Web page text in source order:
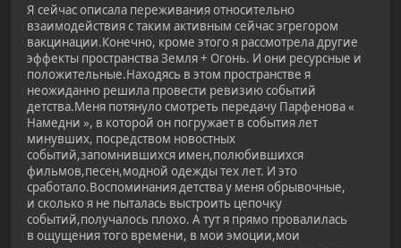
Я сейчас описала переживания относительно
взаимодействия с таким активным сейчас эгрегором
вакцинации.Конечно, кроме этого я рассмотрела другие
эффекты пространства Земля + Огонь. И они ресурсные и
положительные.Находясь в этом пространстве я
неожиданно решила провести ревизию событий
детства.Меня потянуло смотреть передачу Парфенова «
Намедни », в которой он погружает в события лет
минувших, посредством новостных
событий,запомнившихся имен,полюбившихся
фильмов,песен,модной одежды тех лет. И это
сработало.Воспоминания детства у меня обрывочные,
и сколько я не пыталась выстроить цепочку
событий,получалось плохо. А тут я прямо провалилась
в ощущения того времени, в мои эмоции,мои